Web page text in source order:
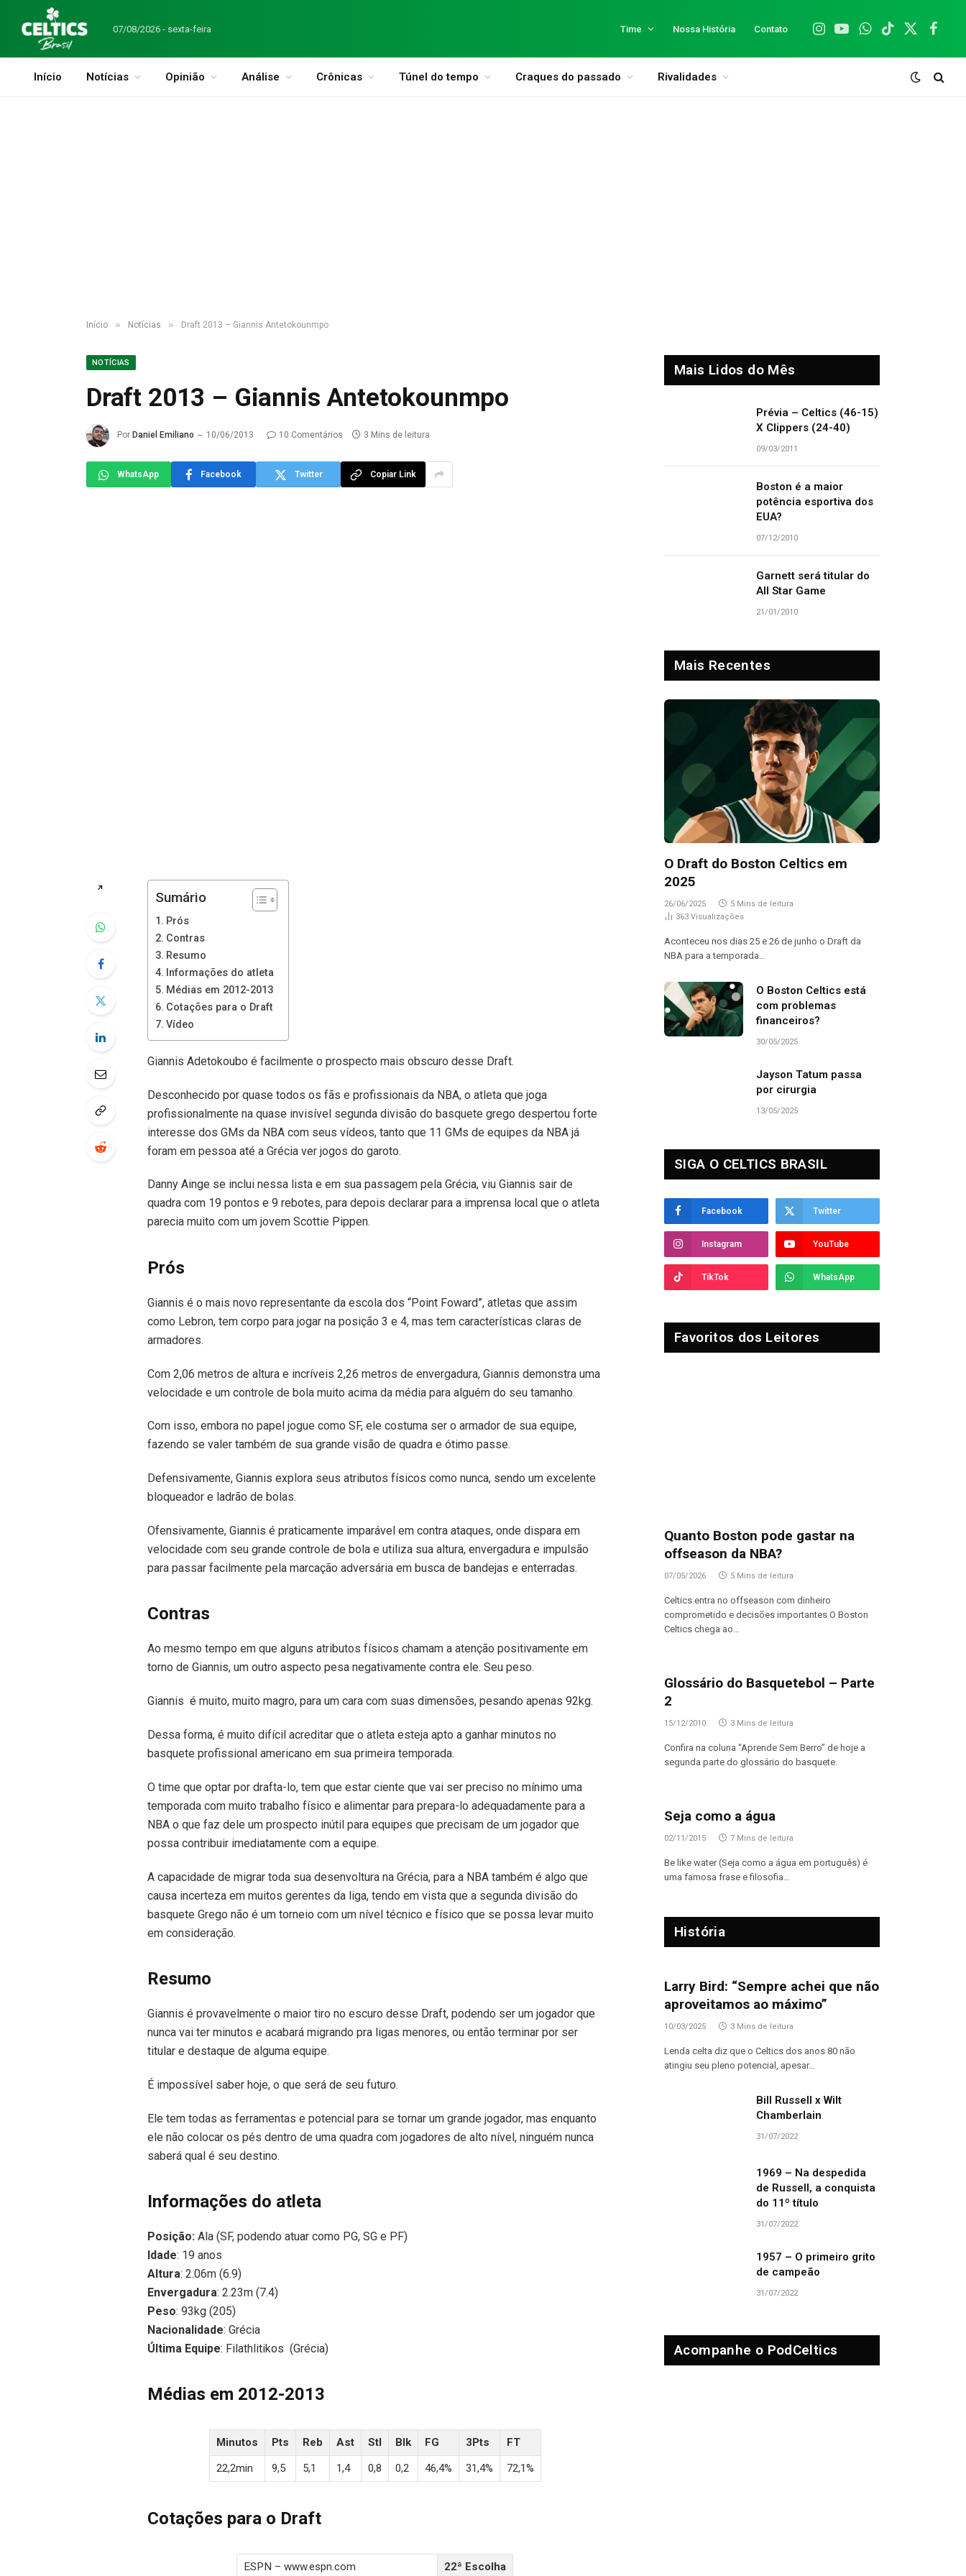
07/08/2026 - sexta-feira Time Nossa História Contato
Instagram
YouTubeWhatsApp
TikTok
X
Início Notícias Opinião Análise Crônicas Túnel do tempo Craques do passado Rivalidades
Início » Notícias » Draft 2013 – Giannis Antetokounmpo
NOTÍCIAS
Draft 2013 – Giannis Antetokounmpo
Por Daniel Emiliano 10/06/2013 10 Comentários 3 Mins de leitura
WhatsApp Facebook Twitter Copiar Link
↗
Sumário
Prós
Contras
Resumo
Informações do atleta
Médias em 2012-2013
Cotações para o Draft
Vídeo
Giannis Adetokoubo é facilmente o prospecto mais obscuro desse Draft.
Desconhecido por quase todos os fãs e profissionais da NBA, o atleta que joga
profissionalmente na quase invisível segunda divisão do basquete grego despertou forte
interesse dos GMs da NBA com seus vídeos, tanto que 11 GMs de equipes da NBA já
foram em pessoa até a Grécia ver jogos do garoto.
Danny Ainge se inclui nessa lista e em sua passagem pela Grécia, viu Giannis sair de
quadra com 19 pontos e 9 rebotes, para depois declarar para a imprensa local que o atleta
parecia muito com um jovem Scottie Pippen.
Prós
Giannis é o mais novo representante da escola dos “Point Foward”, atletas que assim
como Lebron, tem corpo para jogar na posição 3 e 4, mas tem características claras de
armadores.
Com 2,06 metros de altura e incríveis 2,26 metros de envergadura, Giannis demonstra uma
velocidade e um controle de bola muito acima da média para alguém do seu tamanho.
Com isso, embora no papel jogue como SF, ele costuma ser o armador de sua equipe,
fazendo se valer também de sua grande visão de quadra e ótimo passe.
Defensivamente, Giannis explora seus atributos físicos como nunca, sendo um excelente
bloqueador e ladrão de bolas.
Ofensivamente, Giannis é praticamente imparável em contra ataques, onde dispara em
velocidade com seu grande controle de bola e utiliza sua altura, envergadura e impulsão
para passar facilmente pela marcação adversária em busca de bandejas e enterradas.
Contras
Ao mesmo tempo em que alguns atributos físicos chamam a atenção positivamente em
torno de Giannis, um outro aspecto pesa negativamente contra ele. Seu peso.
Giannis é muito, muito magro, para um cara com suas dimensões, pesando apenas 92kg.
Dessa forma, é muito difícil acreditar que o atleta esteja apto a ganhar minutos no
basquete profissional americano em sua primeira temporada.
O time que optar por drafta-lo, tem que estar ciente que vai ser preciso no mínimo uma
temporada com muito trabalho físico e alimentar para prepara-lo adequadamente para a
NBA o que faz dele um prospecto inútil para equipes que precisam de um jogador que
possa contribuir imediatamente com a equipe.
A capacidade de migrar toda sua desenvoltura na Grécia, para a NBA também é algo que
causa incerteza em muitos gerentes da liga, tendo em vista que a segunda divisão do
basquete Grego não é um torneio com um nível técnico e físico que se possa levar muito
em consideração.
Resumo
Giannis é provavelmente o maior tiro no escuro desse Draft, podendo ser um jogador que
nunca vai ter minutos e acabará migrando pra ligas menores, ou então terminar por ser
titular e destaque de alguma equipe.
É impossível saber hoje, o que será de seu futuro.
Ele tem todas as ferramentas e potencial para se tornar um grande jogador, mas enquanto
ele não colocar os pés dentro de uma quadra com jogadores de alto nível, ninguém nunca
saberá qual é seu destino.
Informações do atleta
Posição:Ala (SF, podendo atuar como PG, SG e PF)
Idade: 19 anos
Altura: 2.06m (6.9)
Envergadura: 2.23m (7.4)
Peso: 93kg (205)
Nacionalidade: Grécia
Última Equipe: Filathlitikos (Grécia)
Médias em 2012-2013
Minutos Pts Reb Ast Stl Blk FG 3Pts
FT
22,2min
9,5 5,1 1,4 0,8 0,2 46,4% 31,4% 72,1%
Cotações para o Draft
ESPN – www.espn.com 22ª Escolha
Mais Lidos do Mês
Prévia – Celtics (46-15)
X Clippers (24-40)
09/03/2011
Boston é a maior
potência esportiva dos
EUA?
07/12/2010
Garnett será titular do
All Star Game
21/01/2010
Mais Recentes
O Draft do Boston Celtics em
2025
26/06/2025
5 Mins de leitura
363 Visualizações
Aconteceu nos dias 25 e 26 de junho o Draft da
NBA para a temporada…
O Boston Celtics está
com problemas
financeiros?
30/05/2025
Jayson Tatum passa
por cirurgia
13/05/2025
SIGA O CELTICS BRASIL
Facebook Twitter
Instagram YouTube
TikTok WhatsApp
Favoritos dos Leitores
Quanto Boston pode gastar na
offseason da NBA?
07/05/2026 5 Mins de leitura
Celtics entra no offseason com dinheiro
comprometido e decisões importantes O Boston
Celtics chega ao…
Glossário do Basquetebol – Parte
2
15/12/2010 3 Mins de leitura
Confira na coluna “Aprende Sem Berro” de hoje a
segunda parte do glossário do basquete.
Seja como a água
02/11/2015 7 Mins de leitura
Be like water (Seja como a água em português) é
uma famosa frase e filosofia…
História
Larry Bird: “Sempre achei que não
aproveitamos ao máximo”
10/03/2025 3 Mins de leitura
Lenda celta diz que o Celtics dos anos 80 não
atingiu seu pleno potencial, apesar…
Bill Russell x Wilt
Chamberlain
31/07/2022
1969 – Na despedida
de Russell, a conquista
do 11º título
31/07/2022
1957 – O primeiro grito
de campeão
31/07/2022
Acompanhe o PodCeltics